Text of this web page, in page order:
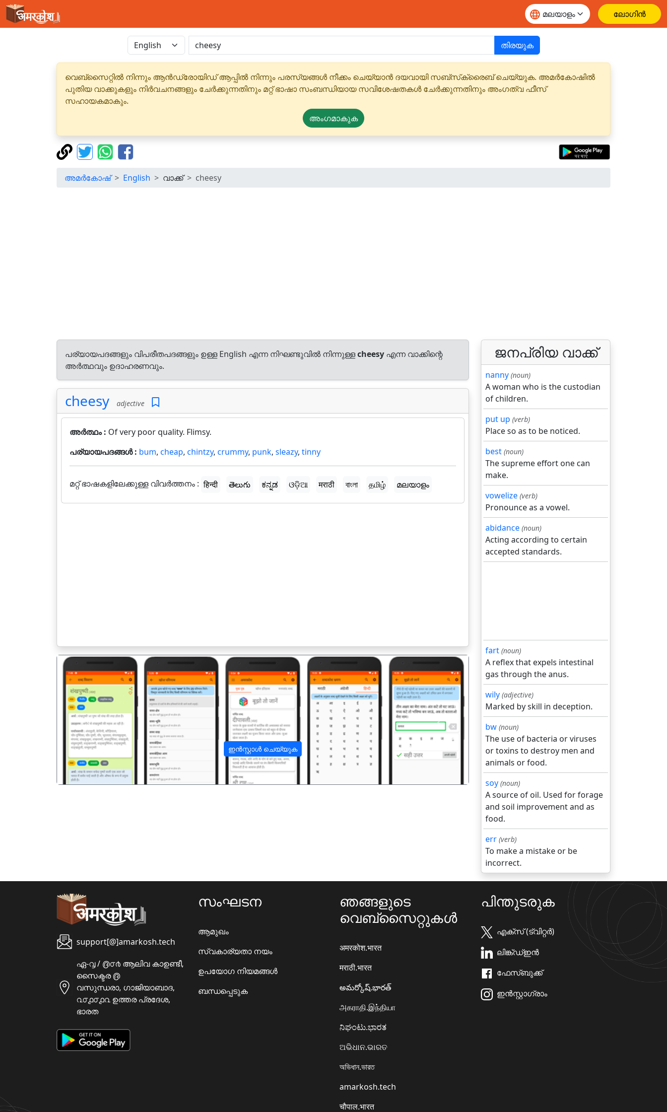
ലോഗിൻ
തിരയുക
വെബ്‌സൈറ്റിൽ നിന്നും ആൻഡ്രോയിഡ് ആപ്പിൽ നിന്നും പരസ്യങ്ങൾ നീക്കം ചെയ്യാൻ ദയവായി സബ്‌സ്‌ക്രൈബ് ചെയ്യുക. അമർകോഷിൽ
പുതിയ വാക്കുകളും നിർവചനങ്ങളും ചേർക്കുന്നതിനും മറ്റ് ഭാഷാ സംബന്ധിയായ സവിശേഷതകൾ ചേർക്കുന്നതിനും അംഗത്വ ഫീസ്
സഹായകമാകും.
അംഗമാകുക
അമർകോഷ് English വാക്ക് cheesy
പര്യായപദങ്ങളും വിപരീതപദങ്ങളും ഉള്ള English എന്ന നിഘണ്ടുവിൽ നിന്നുള്ളcheesy എന്ന വാക്കിന്റെ
അർത്ഥവും ഉദാഹരണവും.
cheesy adjective
അർത്ഥം : Of very poor quality. Flimsy.
പര്യായപദങ്ങൾ : bum, cheap, chintzy, crummy, punk, sleazy, tinny
മറ്റ് ഭാഷകളിലേക്കുള്ള വിവർത്തനം : हिन्दी తెలుగు ಕನ್ನಡ ଓଡ଼ିଆ मराठी বাংলা தமிழ் മലയാളം
ഇൻസ്റ്റാൾ ചെയ്യുക
पिछला अगला
ജനപ്രിയ വാക്ക്
nanny (noun)
A woman who is the custodian
of children.
put up (verb)
Place so as to be noticed.
best (noun)
The supreme effort one can
make.
vowelize (verb)
Pronounce as a vowel.
abidance (noun)
Acting according to certain
accepted standards.
fart (noun)
A reflex that expels intestinal
gas through the anus.
wily (adjective)
Marked by skill in deception.
bw (noun)
The use of bacteria or viruses
or toxins to destroy men and
animals or food.
soy (noun)
A source of oil. Used for forage
and soil improvement and as
food.
err (verb)
To make a mistake or be
incorrect.
support[@]amarkosh.tech
ഏ-൮ / ൫൦൪ ആലിവ കാഉണ്ടീ,
സൈക്ടര ൫
വസുന്ധരാ, ഗാജിയാബാദ,
൨൦൧൦൧൨ ഉത്തര പ്രദേശ,
ഭാരത
സംഘടന
ആമുഖം
സ്വകാര്യതാ നയം
ഉപയോഗ നിയമങ്ങൾ
ബന്ധപ്പെടുക
ഞങ്ങളുടെ
വെബ്സൈറ്റുകൾ
अमरकोश.भारत
मराठी.भारत
అమర్కోష్.భారత్
அகராதி.இந்தியா
ನಿಘಂಟು.ಭಾರತ
ଅଭିଧାନ.ଭାରତ
অভিধান.ভারত
amarkosh.tech
चौपाल.भारत
പിന്തുടരുക
എക്സ് (ട്വിറ്റർ)
ലിങ്ക്ഡ്ഇൻ
ഫേസ്ബുക്ക്
ഇൻസ്റ്റാഗ്രാം